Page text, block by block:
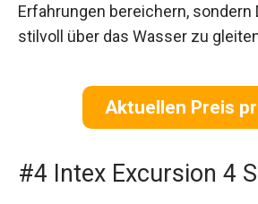
Erfahrungen bereichern, sondern
stilvoll über das Wasser zu
Aktuellen Preis
#4 Intex Excursion 4